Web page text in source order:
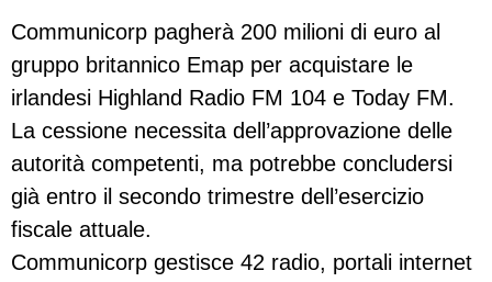
Communicorp pagherà 200 milioni di euro al
gruppo britannico Emap per acquistare le
irlandesi Highland Radio FM 104 e Today FM.
La cessione necessita dell’approvazione delle
autorità competenti, ma potrebbe concludersi
già entro il secondo trimestre dell’esercizio
fiscale attuale.
Communicorp gestisce 42 radio, portali internet